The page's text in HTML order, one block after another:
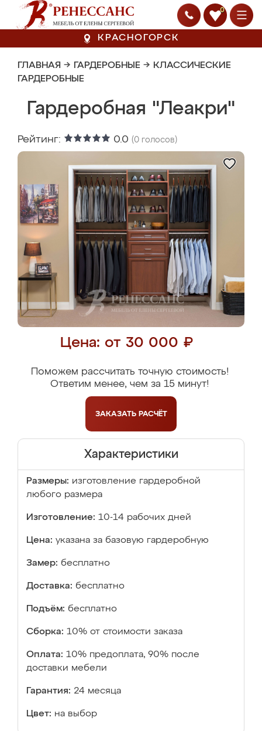
0
КРАСНОГОРСК
ГЛАВНАЯ → ГАРДЕРОБНЫЕ → КЛАССИЧЕСКИЕ
ГАРДЕРОБНЫЕ
Гардеробная "Леакри"
Рейтинг: 0.0 (0 голосов)
Цена: от 30 000 ₽
Поможем рассчитать точную стоимость!
Ответим менее, чем за 15 минут!
ЗАКАЗАТЬ РАСЧЁТ
Характеристики
Размеры: изготовление гардеробной
любого размера
Изготовление: 10-14 рабочих дней
Цена: указана за базовую гардеробную
Замер: бесплатно
Доставка: бесплатно
Подъём: бесплатно
Сборка: 10% от стоимости заказа
Оплата: 10% предоплата, 90% после
доставки мебели
Гарантия: 24 месяца
Цвет: на выбор